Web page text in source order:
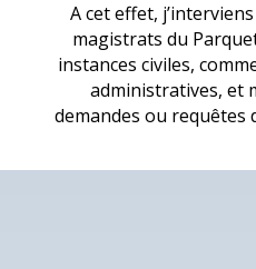
A cet effet,
magistrats du
instances civiles,
administratives, et
demandes ou requêtes